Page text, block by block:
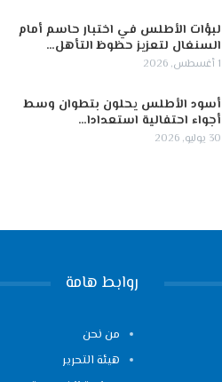
لبؤات الأطلس في اختبار حاسم أمام
السنغال لتعزيز حظوظ التأهل…
1 أغسطس, 2026
أسود الأطلس يحلون بتطوان وسط
أجواء احتفالية استعدادا…
30 يوليو, 2026
روابط هامة
من نحن
هيئة التحرير